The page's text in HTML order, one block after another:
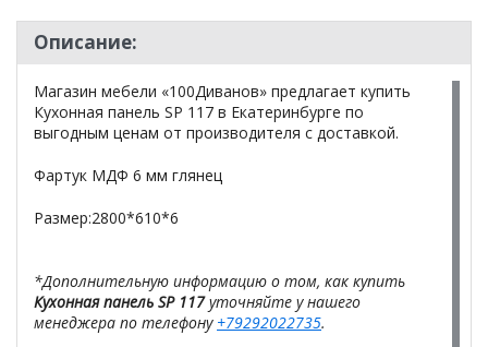
Описание:
Магазин мебели «100Диванов» предлагает купить
Кухонная панель SP 117 в Екатеринбурге по
выгодным ценам от производителя с доставкой.
Фартук МДФ 6 мм глянец
Размер:2800*610*6
*Дополнительную информацию о том, как купить
Кухонная панель SP 117уточняйте у нашего
менеджера по телефону +79292022735.